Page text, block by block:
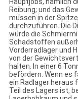
Hauptjobs, nämlich
Reibung; und das
müssen in der
durchzuführen. Die
würde die
Schadstoffen
Vorderradlager und
von der
halten. In einer 6
befördern. Wenn es
ein Radlager heraus
Teil des Lagers ist,